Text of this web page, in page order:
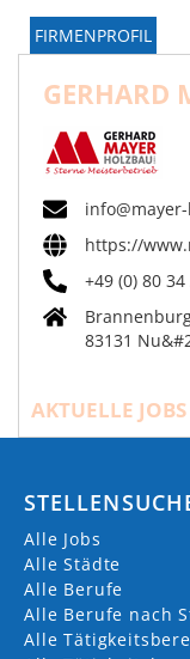
FIRMENPROFIL
GERHARD
https://
+49 (0) 80
83131
AKTUELLE JOBS
Alle Jobs
Alle Städte
Alle Berufe
Alle Berufe nach
Alle